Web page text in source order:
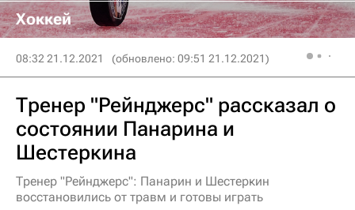
Хоккей
08:32 21.12.2021 (обновлено: 09:51 21.12.2021)
Тренер "Рейнджерс" рассказал о
состоянии Панарина и
Шестеркина
Тренер "Рейнджерс": Панарин и Шестеркин
восстановились от травм и готовы играть